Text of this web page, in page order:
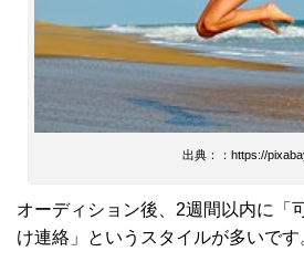
出典：：https://
オーディション後、2週間以内に「
け連絡」というスタイルが多いです